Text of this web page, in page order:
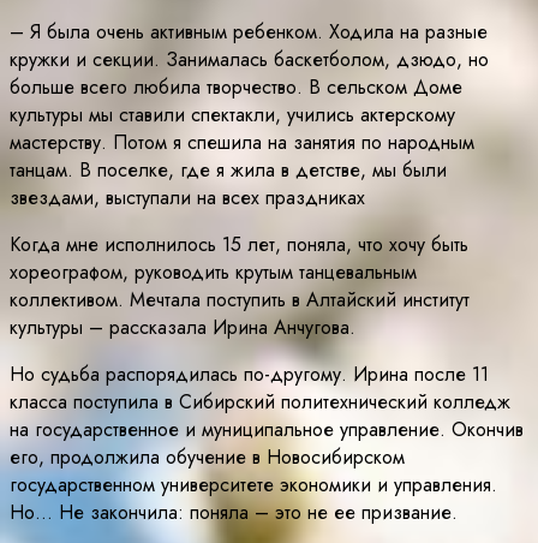
– Я была очень активным ребенком. Ходила на разные
кружки и секции. Занималась баскетболом, дзюдо, но
больше всего любила творчество. В сельском Доме
культуры мы ставили спектакли, учились актерскому
мастерству. Потом я спешила на занятия по народным
танцам. В поселке, где я жила в детстве, мы были
звездами, выступали на всех праздниках
Когда мне исполнилось 15 лет, поняла, что хочу быть
хореографом, руководить крутым танцевальным
коллективом. Мечтала поступить в Алтайский институт
культуры – рассказала Ирина Анчугова.
Но судьба распорядилась по-другому. Ирина после 11
класса поступила в Сибирский политехнический колледж
на государственное и муниципальное управление. Окончив
его, продолжила обучение в Новосибирском
государственном университете экономики и управления.
Но… Не закончила: поняла – это не ее призвание.